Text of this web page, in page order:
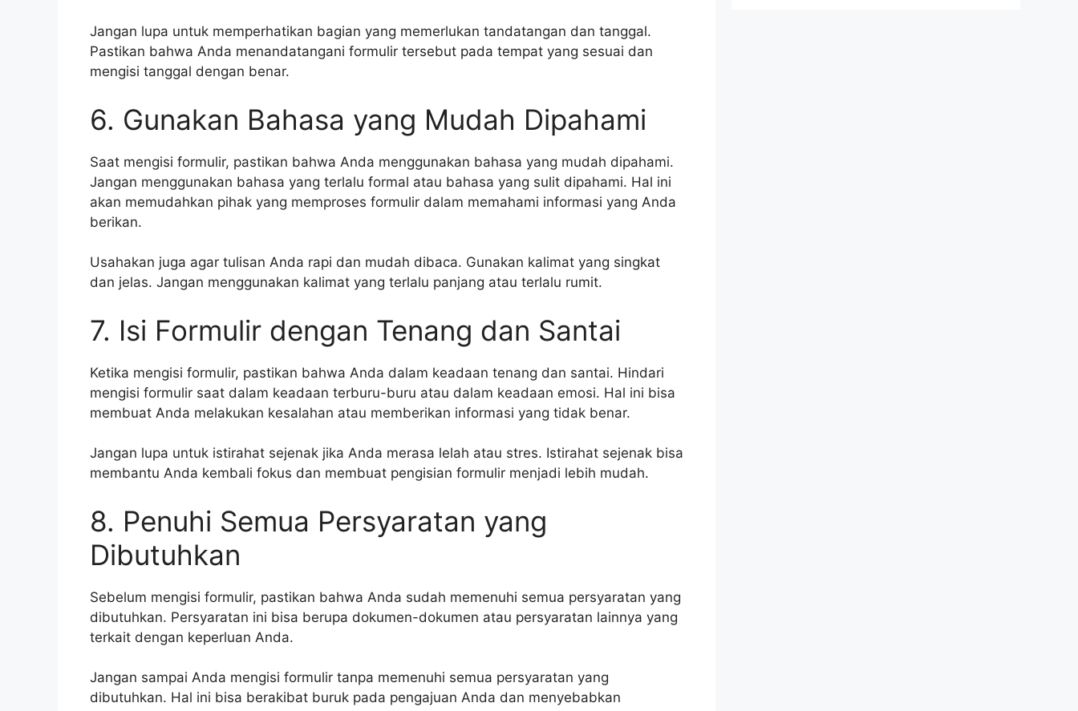
Jangan lupa untuk memperhatikan bagian yang memerlukan tandatangan dan tanggal.
Pastikan bahwa Anda menandatangani formulir tersebut pada tempat yang sesuai dan
mengisi tanggal dengan benar.
6. Gunakan Bahasa yang Mudah Dipahami
Saat mengisi formulir, pastikan bahwa Anda menggunakan bahasa yang mudah dipahami.
Jangan menggunakan bahasa yang terlalu formal atau bahasa yang sulit dipahami. Hal ini
akan memudahkan pihak yang memproses formulir dalam memahami informasi yang Anda
berikan.
Usahakan juga agar tulisan Anda rapi dan mudah dibaca. Gunakan kalimat yang singkat
dan jelas. Jangan menggunakan kalimat yang terlalu panjang atau terlalu rumit.
7. Isi Formulir dengan Tenang dan Santai
Ketika mengisi formulir, pastikan bahwa Anda dalam keadaan tenang dan santai. Hindari
mengisi formulir saat dalam keadaan terburu-buru atau dalam keadaan emosi. Hal ini bisa
membuat Anda melakukan kesalahan atau memberikan informasi yang tidak benar.
Jangan lupa untuk istirahat sejenak jika Anda merasa lelah atau stres. Istirahat sejenak bisa
membantu Anda kembali fokus dan membuat pengisian formulir menjadi lebih mudah.
8. Penuhi Semua Persyaratan yang
Dibutuhkan
Sebelum mengisi formulir, pastikan bahwa Anda sudah memenuhi semua persyaratan yang
dibutuhkan. Persyaratan ini bisa berupa dokumen-dokumen atau persyaratan lainnya yang
terkait dengan keperluan Anda.
Jangan sampai Anda mengisi formulir tanpa memenuhi semua persyaratan yang
dibutuhkan. Hal ini bisa berakibat buruk pada pengajuan Anda dan menyebabkan